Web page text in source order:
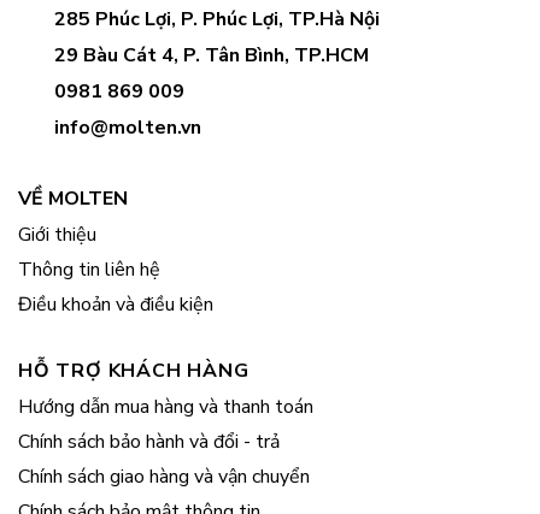
285 Phúc Lợi, P. Phúc Lợi, TP.Hà Nội
29 Bàu Cát 4, P. Tân Bình, TP.HCM
0981 869 009
info@molten.vn
VỀ MOLTEN
Giới thiệu
Thông tin liên hệ
Điều khoản và điều kiện
HỖ TRỢ KHÁCH HÀNG
Hướng dẫn mua hàng và thanh toán
Chính sách bảo hành và đổi - trả
Chính sách giao hàng và vận chuyển